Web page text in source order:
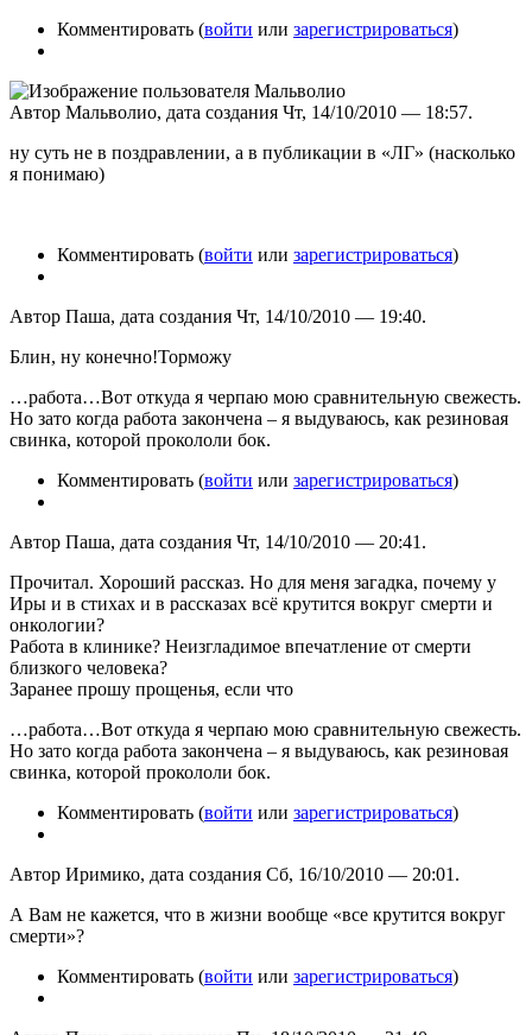
Комментировать (войти или зарегистрироваться)
Автор Мальволио, дата создания Чт, 14/10/2010 — 18:57.
ну суть не в поздравлении, а в публикации в «ЛГ» (насколько
я понимаю)
Комментировать (войти или зарегистрироваться)
Автор Паша, дата создания Чт, 14/10/2010 — 19:40.
Блин, ну конечно!Торможу
…работа…Вот откуда я черпаю мою сравнительную свежесть.
Но зато когда работа закончена – я выдуваюсь, как резиновая
свинка, которой прокололи бок.
Комментировать (войти или зарегистрироваться)
Автор Паша, дата создания Чт, 14/10/2010 — 20:41.
Прочитал. Хороший рассказ. Но для меня загадка, почему у
Иры и в стихах и в рассказах всё крутится вокруг смерти и
онкологии?
Работа в клинике? Неизгладимое впечатление от смерти
близкого человека?
Заранее прошу прощенья, если что
…работа…Вот откуда я черпаю мою сравнительную свежесть.
Но зато когда работа закончена – я выдуваюсь, как резиновая
свинка, которой прокололи бок.
Комментировать (войти или зарегистрироваться)
Автор Иримико, дата создания Сб, 16/10/2010 — 20:01.
А Вам не кажется, что в жизни вообще «все крутится вокруг
смерти»?
Комментировать (войти или зарегистрироваться)